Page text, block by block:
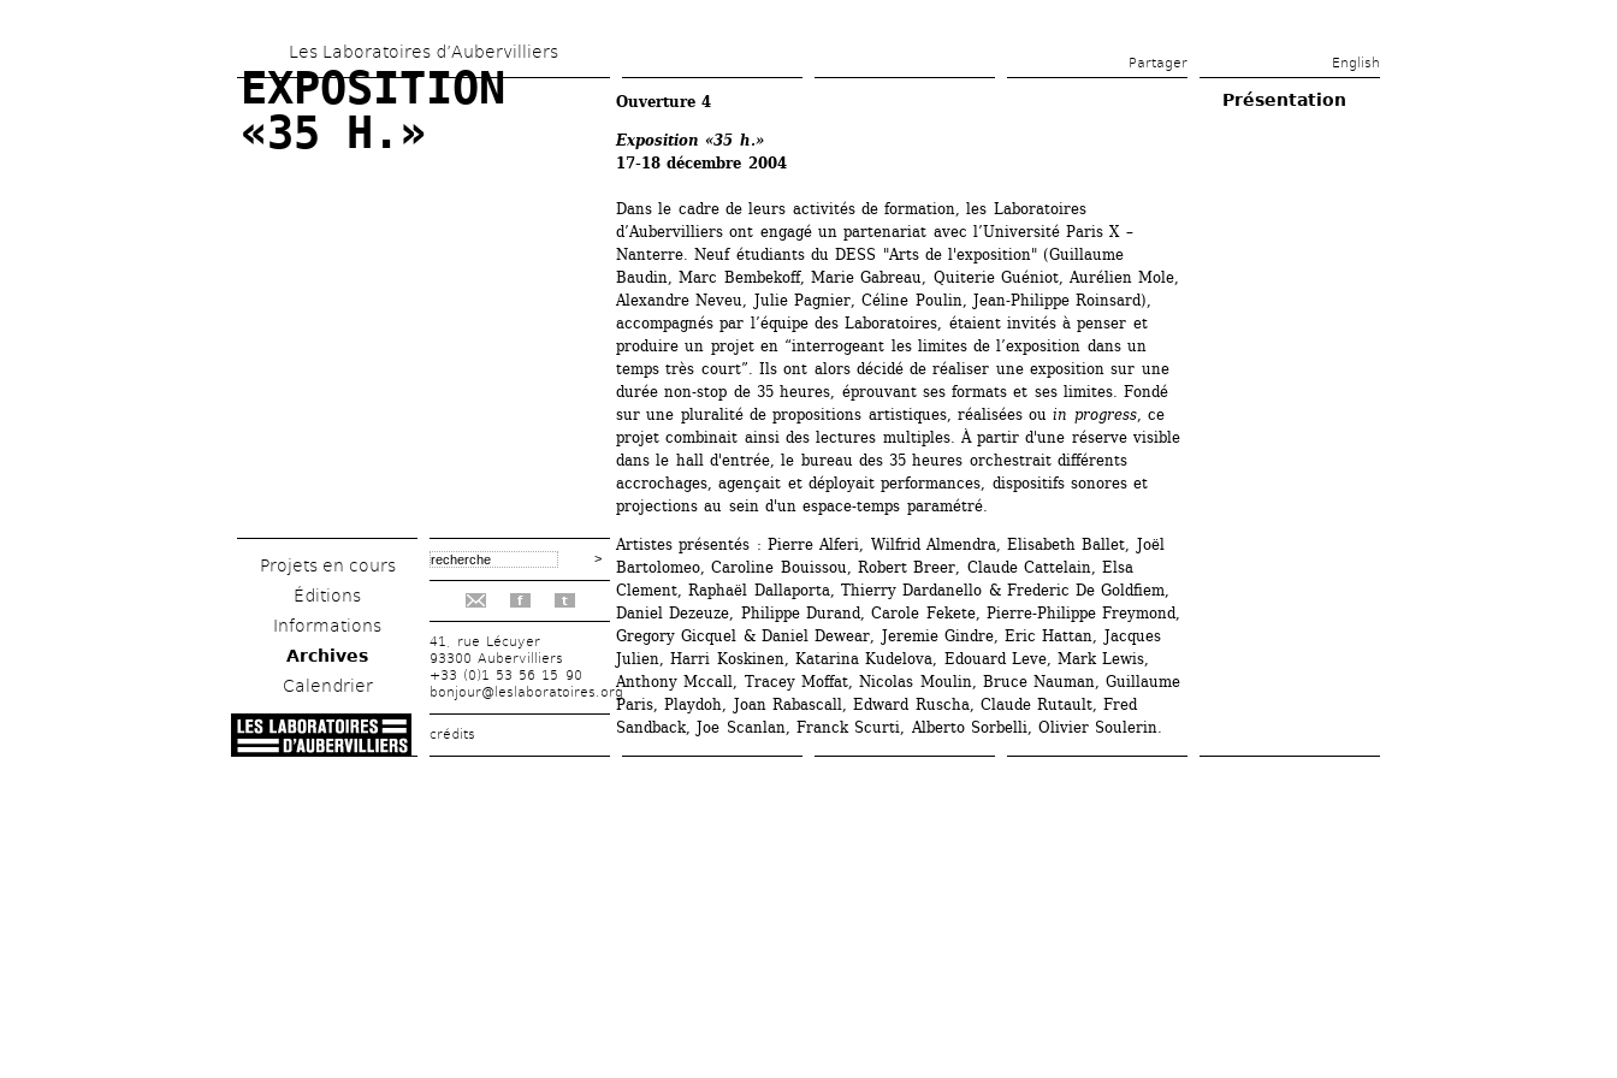
contenu
Les Laboratoires d’Aubervilliers
Partager English
EXPOSITION
«35 H.»
Projets en cours
Éditions
Informations
Archives
Calendrier
f t
41, rue Lécuyer
93300 Aubervilliers
+33 (0)1 53 56 15 90
bonjour@leslaboratoires.org
crédits
Ouverture 4
Exposition «35 h.»
17-18 décembre 2004
Dans le cadre de leurs activités de formation, les Laboratoires
d’Aubervilliers ont engagé un partenariat avec l’Université Paris X –
Nanterre. Neuf étudiants du DESS "Arts de l'exposition" (Guillaume
Baudin, Marc Bembekoff, Marie Gabreau, Quiterie Guéniot, Aurélien Mole,
Alexandre Neveu, Julie Pagnier, Céline Poulin, Jean-Philippe Roinsard),
accompagnés par l’équipe des Laboratoires, étaient invités à penser et
produire un projet en “interrogeant les limites de l’exposition dans un
temps très court”. Ils ont alors décidé de réaliser une exposition sur une
durée non-stop de 35 heures, éprouvant ses formats et ses limites. Fondé
sur une pluralité de propositions artistiques, réalisées ou in progress, ce
projet combinait ainsi des lectures multiples. À partir d'une réserve visible
dans le hall d'entrée, le bureau des 35 heures orchestrait différents
accrochages, agençait et déployait performances, dispositifs sonores et
projections au sein d'un espace-temps paramétré.
Artistes présentés : Pierre Alferi, Wilfrid Almendra, Elisabeth Ballet, Joël
Bartolomeo, Caroline Bouissou, Robert Breer, Claude Cattelain, Elsa
Clement, Raphaël Dallaporta, Thierry Dardanello & Frederic De Goldfiem,
Daniel Dezeuze, Philippe Durand, Carole Fekete, Pierre-Philippe Freymond,
Gregory Gicquel & Daniel Dewear, Jeremie Gindre, Eric Hattan, Jacques
Julien, Harri Koskinen, Katarina Kudelova, Edouard Leve, Mark Lewis,
Anthony Mccall, Tracey Moffat, Nicolas Moulin, Bruce Nauman, Guillaume
Paris, Playdoh, Joan Rabascall, Edward Ruscha, Claude Rutault, Fred
Sandback, Joe Scanlan, Franck Scurti, Alberto Sorbelli, Olivier Soulerin.
Présentation